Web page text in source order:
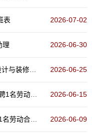
表 2026-07-02
理 2026-06-30
比选公告 2026-06-25
2026-06-15
2026-06-09